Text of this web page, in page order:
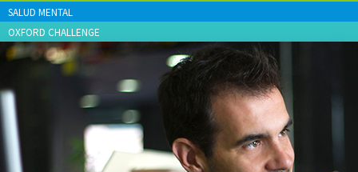
SALUD MENTAL
OXFORD CHALLENGE